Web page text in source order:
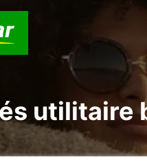
utilitaire